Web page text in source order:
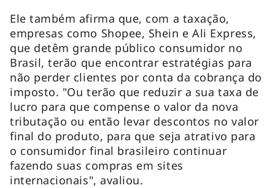
Ele também afirma que, com a taxação,
empresas como Shopee, Shein e Ali Express,
que detêm grande público consumidor no
Brasil, terão que encontrar estratégias para
não perder clientes por conta da cobrança do
imposto. "Ou terão que reduzir a sua taxa de
lucro para que compense o valor da nova
tributação ou então levar descontos no valor
final do produto, para que seja atrativo para
o consumidor final brasileiro continuar
fazendo suas compras em sites
internacionais", avaliou.